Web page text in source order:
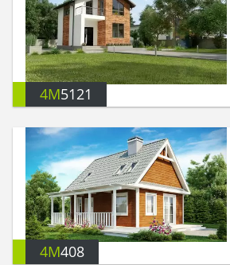
4M5121
4M408